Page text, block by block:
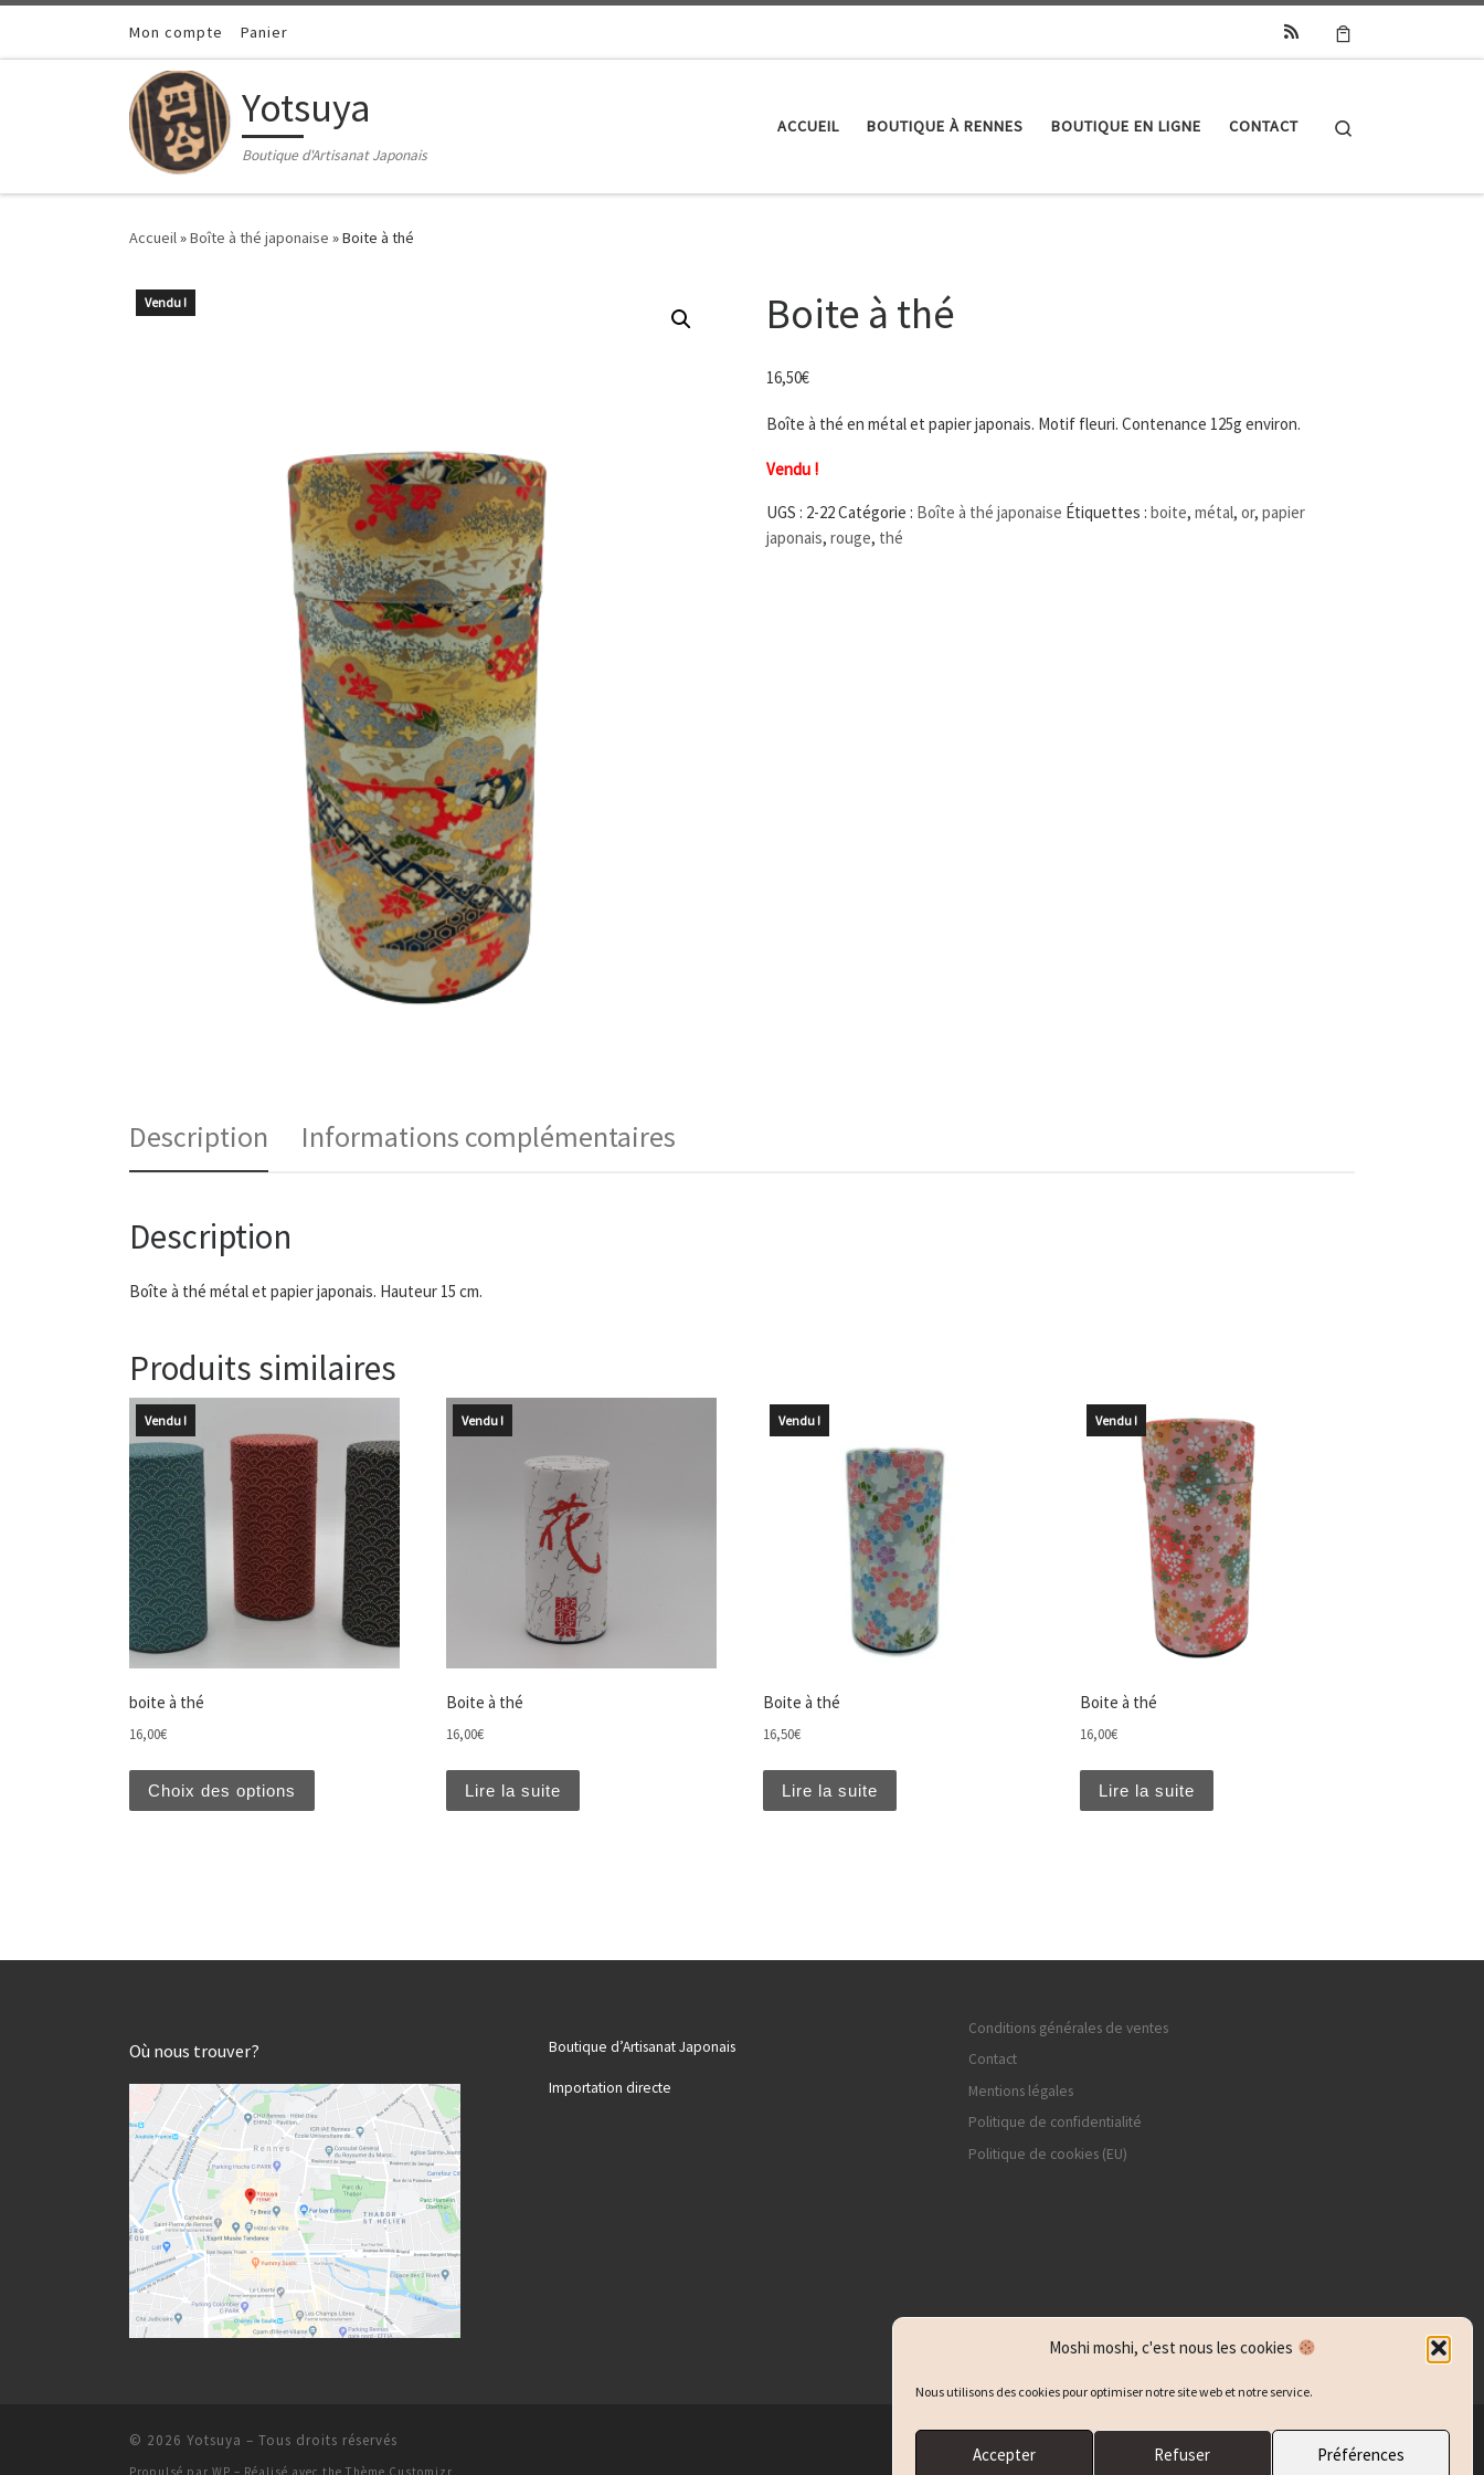
Moshi moshi, c'est nous les cookies
Nous utilisons des cookies pour optimiser notre site web et notre service.
Accepter Refuser Préférences
Passer au contenuMon compte Panier
Yotsuya
Boutique d'Artisanat Japonais
ACCUEIL BOUTIQUE À RENNES BOUTIQUE EN LIGNE CONTACT
Accueil»Boîte à thé japonaise »Boite à thé
Vendu ! Boite à thé
16,50€
Boîte à thé en métal et papier japonais. Motif fleuri. Contenance 125g environ.
Vendu !
UGS : 2-22Catégorie : Boîte à thé japonaise Étiquettes :boite,métal,or,papier
japonais,rouge, thé
Description Informations complémentaires
Description
Boîte à thé métal et papier japonais. Hauteur 15 cm.
Produits similaires
Vendu !
boite à thé
16,00€
Choix des options
Ce produit a plusieurs variations. Les options peuvent être choisies sur la page du produit
Vendu !
Boite à thé
16,00€
Lire la suite
Vendu !
Boite à thé
16,50€
Lire la suite
Vendu !
Boite à thé
16,00€
Lire la suite
Où nous trouver? Boutique d’Artisanat Japonais
Importation directe
Conditions générales de ventes
Contact
Mentions légales
Politique de confidentialité
Politique de cookies (EU)
© 2026 Yotsuya – Tous droits réservés
Propulsé par WP – Réalisé avec the Thème Customizr